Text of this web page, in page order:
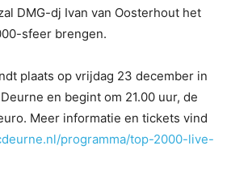
DMG-dj Ivan van Oosterhout het
sfeer brengen.
plaats op vrijdag 23 december in
en begint om 21.00 uur, de
Meer informatie en tickets vind
programma/top-2000-live-